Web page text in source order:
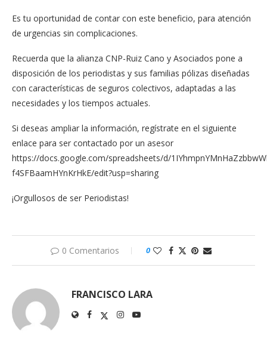
Es tu oportunidad de contar con este beneficio, para atención
de urgencias sin complicaciones.
Recuerda que la alianza CNP-Ruiz Cano y Asociados pone a
disposición de los periodistas y sus familias pólizas diseñadas
con características de seguros colectivos, adaptadas a las
necesidades y los tiempos actuales.
Si deseas ampliar la información, regístrate en el siguiente
enlace para ser contactado por un asesor
https://docs.google.com/spreadsheets/d/
f4SFBaamHYnKrHkE/edit?usp=sharing
¡Orgullosos de ser Periodistas!
0 Comentarios 0
FRANCISCO LARA